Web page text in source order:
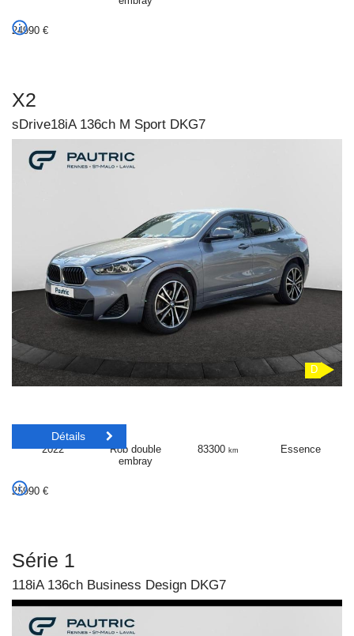
24990 €
X2
sDrive18iA 136ch M Sport DKG7
D
2022
Rob double
embray
83300km Essence
25990 €
Détails
Série 1
118iA 136ch Business Design DKG7